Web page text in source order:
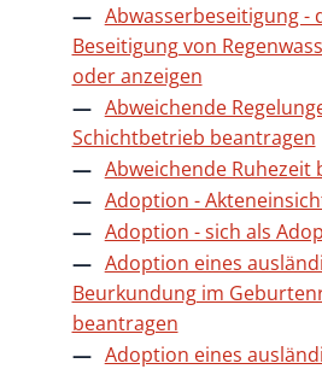
Abwasserbeseitigung -
Beseitigung von
oder anzeigen
Abweichende
Schichtbetrieb beantragen
Abweichende Ruhezeit
Adoption -
Adoption - sich als
Adoption eines
Beurkundung im
beantragen
Adoption eines